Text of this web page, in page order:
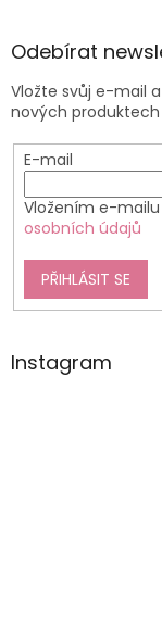
Odebírat
Vložte svůj e-mail
nových
E-mail
Vložením e-
osobních údajů
PŘIHLÁSIT SE
Instagram